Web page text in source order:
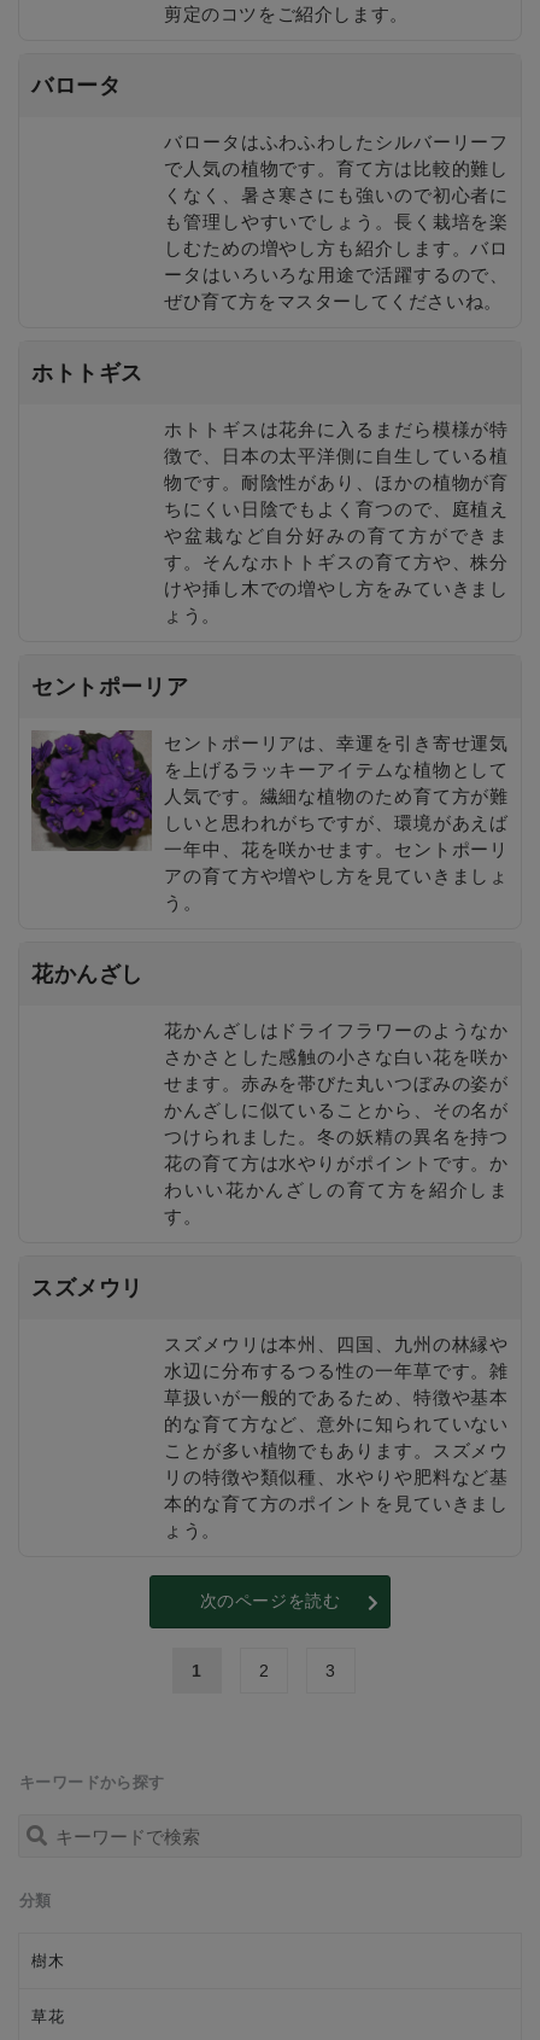
キーワードから探す
分類
樹木
草花
剪定のコツをご紹介します。
バロータ
バロータはふわふわしたシルバーリーフ
で人気の植物です。育て方は比較的難し
くなく、暑さ寒さにも強いので初心者に
も管理しやすいでしょう。長く栽培を楽
しむための増やし方も紹介します。バロ
ータはいろいろな用途で活躍するので、
ぜひ育て方をマスターしてくださいね。
ホトトギス
ホトトギスは花弁に入るまだら模様が特
徴で、日本の太平洋側に自生している植
物です。耐陰性があり、ほかの植物が育
ちにくい日陰でもよく育つので、庭植え
や盆栽など自分好みの育て方ができま
す。そんなホトトギスの育て方や、株分
けや挿し木での増やし方をみていきまし
ょう。
セントポーリア
セントポーリアは、幸運を引き寄せ運気
を上げるラッキーアイテムな植物として
人気です。繊細な植物のため育て方が難
しいと思われがちですが、環境があえば
一年中、花を咲かせます。セントポーリ
アの育て方や増やし方を見ていきましょ
う。
花かんざし
花かんざしはドライフラワーのようなか
さかさとした感触の小さな白い花を咲か
せます。赤みを帯びた丸いつぼみの姿が
かんざしに似ていることから、その名が
つけられました。冬の妖精の異名を持つ
花の育て方は水やりがポイントです。か
わいい花かんざしの育て方を紹介しま
す。
スズメウリ
スズメウリは本州、四国、九州の林縁や
水辺に分布するつる性の一年草です。雑
草扱いが一般的であるため、特徴や基本
的な育て方など、意外に知られていない
ことが多い植物でもあります。スズメウ
リの特徴や類似種、水やりや肥料など基
本的な育て方のポイントを見ていきまし
ょう。
1 2 3
次のページを読む